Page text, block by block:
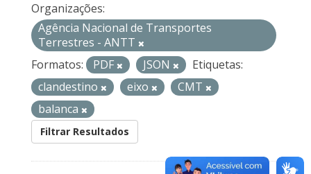
Organizações:
Agência Nacional de Transportes
Terrestres - ANTT
Formatos:
PDF JSON
Etiquetas:
clandestino
eixo
CMT
balanca
Filtrar Resultados